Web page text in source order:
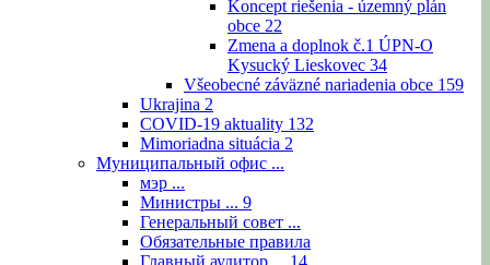
Koncept riešenia - územný plán
obce 22
Zmena a doplnok č.1 ÚPN-O
Kysucký Lieskovec 34
Všeobecné záväzné nariadenia obce 159
Ukrajina 2
COVID-19 aktuality 132
Mimoriadna situácia 2
Муниципальный офис ...
мэр ...
Министры ... 9
Генеральный совет ...
Обязательные правила
Главный аудитор ... 14